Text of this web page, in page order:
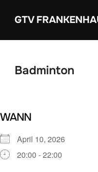
InhaltGTV
Badminton
WANN
April 10, 2026
20:00 - 22:00